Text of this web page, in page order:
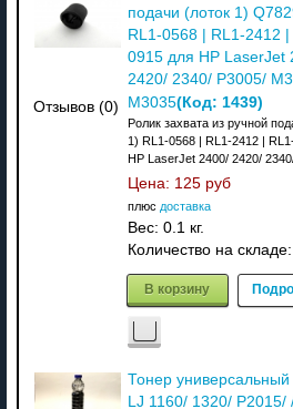
Отзывов (0)
подачи (лоток 1)
RL1-0568 | RL1-2412 |
0915 для HP LaserJet
2420/ 2340/ P3005/
M3035(Код: 1439)
Ролик захвата из ручной
1) RL1-0568 | RL1-2412 |
HP LaserJet 2400/ 2420/
Цена: 125 руб
плюс доставка
Вес: 0.1 кг.
Количество на складе:
В корзину
Тонер
LJ 1160/ 1320/ P2015/